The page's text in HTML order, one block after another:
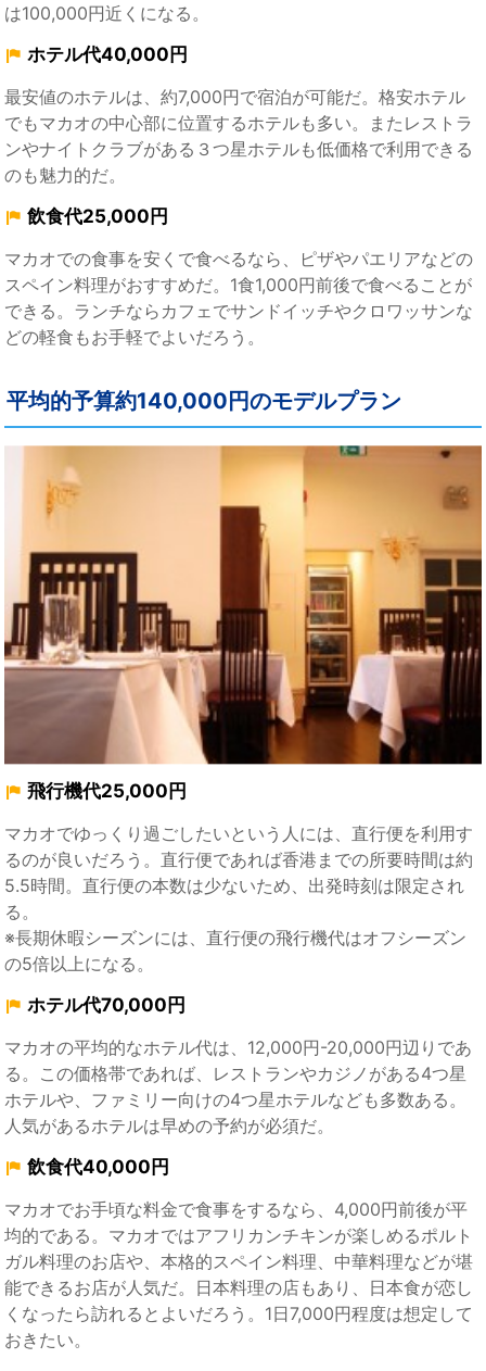
は100,000円近くになる。
ホテル代40,000円
最安値のホテルは、約7,000円で宿泊が可能だ。格安ホテル
でもマカオの中心部に位置するホテルも多い。またレストラ
ンやナイトクラブがある３つ星ホテルも低価格で利用できる
のも魅力的だ。
飲食代25,000円
マカオでの食事を安くで食べるなら、ピザやパエリアなどの
スペイン料理がおすすめだ。1食1,000円前後で食べることが
できる。ランチならカフェでサンドイッチやクロワッサンな
どの軽食もお手軽でよいだろう。
平均的予算約140,000円のモデルプラン
飛行機代25,000円
マカオでゆっくり過ごしたいという人には、直行便を利用す
るのが良いだろう。直行便であれば香港までの所要時間は約
5.5時間。直行便の本数は少ないため、出発時刻は限定され
る。
※長期休暇シーズンには、直行便の飛行機代はオフシーズン
の5倍以上になる。
ホテル代70,000円
マカオの平均的なホテル代は、12,000円-20,000円辺りであ
る。この価格帯であれば、レストランやカジノがある4つ星
ホテルや、ファミリー向けの4つ星ホテルなども多数ある。
人気があるホテルは早めの予約が必須だ。
飲食代40,000円
マカオでお手頃な料金で食事をするなら、4,000円前後が平
均的である。マカオではアフリカンチキンが楽しめるポルト
ガル料理のお店や、本格的スペイン料理、中華料理などが堪
能できるお店が人気だ。日本料理の店もあり、日本食が恋し
くなったら訪れるとよいだろう。1日7,000円程度は想定して
おきたい。